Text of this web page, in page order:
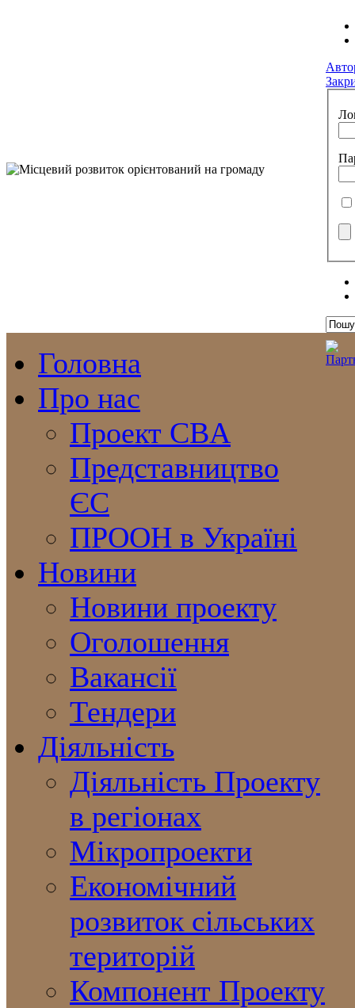
Головна
Про нас
Проект CBA
Представництво
ЄС
ПРООН в Україні
Новини
Новини проекту
Оголошення
Вакансії
Тендери
Діяльність
Діяльність Проекту
в регіонах
Мікропроекти
Економічний
розвиток сільських
територій
Компонент Проекту